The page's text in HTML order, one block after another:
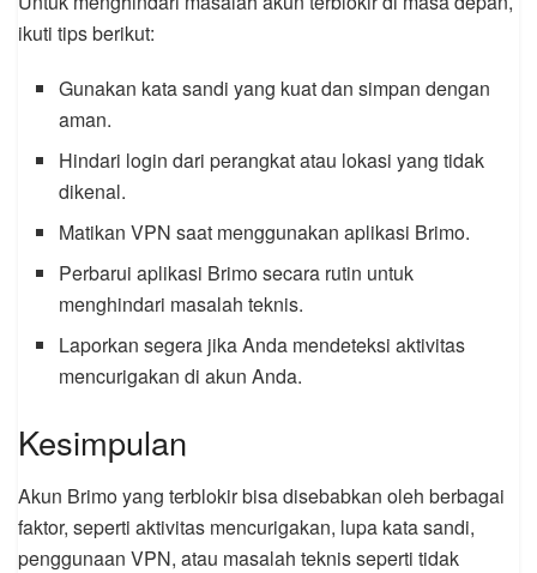
ikuti tips berikut:
Gunakan kata sandi yang kuat dan simpan dengan
aman.
Hindari login dari perangkat atau lokasi yang tidak
dikenal.
Matikan VPN saat menggunakan aplikasi Brimo.
Perbarui aplikasi Brimo secara rutin untuk
menghindari masalah teknis.
Laporkan segera jika Anda mendeteksi aktivitas
mencurigakan di akun Anda.
Kesimpulan
Akun Brimo yang terblokir bisa disebabkan oleh berbagai
faktor, seperti aktivitas mencurigakan, lupa kata sandi,
penggunaan VPN, atau masalah teknis seperti tidak